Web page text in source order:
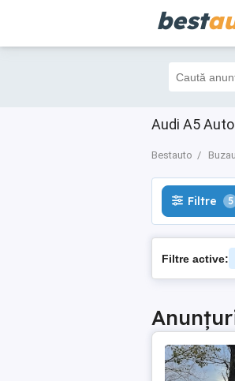
best
Audi A5
Bestauto Buzau
Filtre 5
Filtre 5
Filtre active: